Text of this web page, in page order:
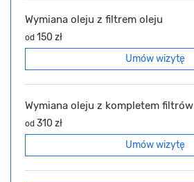
Wymiana oleju z filtrem oleju
od 150 zł
Umów wizytę
Wymiana oleju z kompletem filtrów
od 310 zł
Umów wizytę